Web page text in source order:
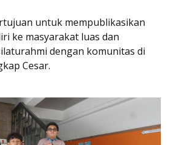
untuk mempublikasikan
ke masyarakat luas dan
dengan komunitas di
Cesar.